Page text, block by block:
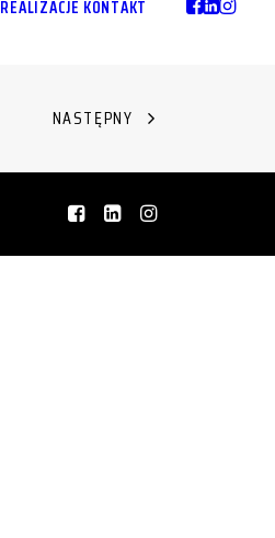
REALIZACJE KONTAKT
NASTĘPNY